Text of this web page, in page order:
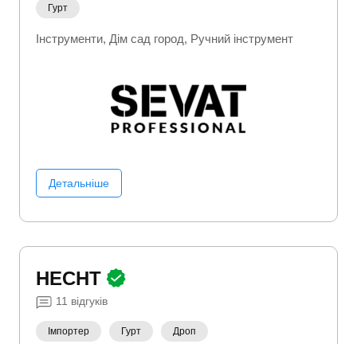
Гурт
Інструменти Дім сад город Ручний інструмент
Детальніше
HECHT
11 відгуків
Імпортер Гурт Дроп